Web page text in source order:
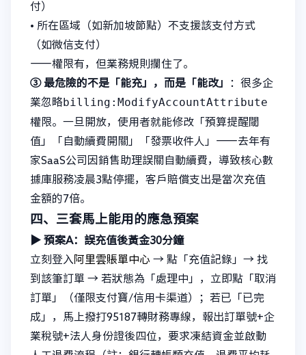
付）
• 所在區域（如新加坡節點）不支援該支付方式
（如微信支付）
——權限有，但業務規則攔住了。
③ 最危險的不是「能充」，而是「能改」
：很多企
業忽略 billing:ModifyAccountAttribute
權限。一旦開放，使用者就能修改「預算提醒閾
值」「自動續費開關」「發票收件人」——去年有
家SaaS公司因銷售助理誤關自動續費，導致核心數
據庫服務凌晨3點停擺，客戶賠償支出是當次充值
金額的7倍。
四、三套馬上能用的應急預案
▶ 預案A：誤充值後黃金30分鐘
立刻登入 阿里雲賬單中心 → 點「充值記錄」→ 找
到該筆訂單 → 若狀態為「處理中」，立即點「取消
訂單」（僅限支付寶/信用卡渠道）；若已「已完
成」，馬上撥打95187轉財務專線，報出訂單號+企
業稅號+法人身份證後四位，要求凍結資金並啟動